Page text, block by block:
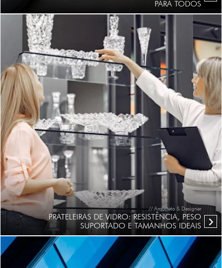
PARA TODOS
// Arquiteto & Designer
PRATELEIRAS DE VIDRO: RESISTÊNCIA, PESO
SUPORTADO E TAMANHOS IDEAIS